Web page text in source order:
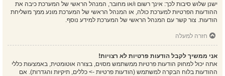
ישנן שלוש סיבות לכך: אינך רשום ו/או מחובר, המנהל הראשי של המערכת כיבה את
ההודעות הפרטיות למערכת כולה, או המנהל הראשי של המערכת מונע ממך משליחת
הודעות. צור קשר עם המנהל הראשי של המערכת למידע נוסף.
חזרה למעלה
אני ממשיך לקבל הודעות פרטיות לא רצויות!
אתה יכול למחוק הודעות פרטיות ממשתמש מסוים, בצורה אוטומטית, באמצעות כללי
ההודעות בלוח הבקרה למשתמש (הודעות פרטיות -> כללים, תיקיות והגדרות). אם